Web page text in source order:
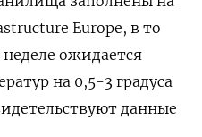
Europe, в то
ожидается
на 0,5-3 градуса
данные